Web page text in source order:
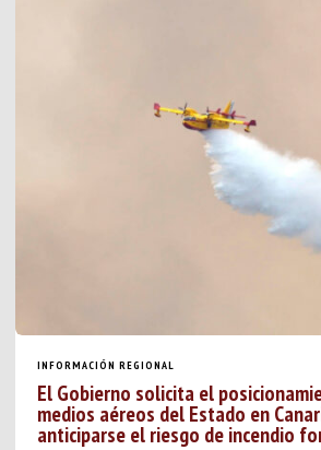
INFORMACIÓN REGIONAL
El Gobierno solicita el
medios aéreos del Estado en
anticiparse el riesgo de incendio